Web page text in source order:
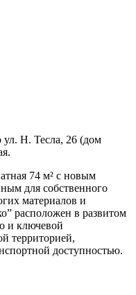
ул. Н. Тесла, 26 (дом
74 м² с новым
для собственного
материалов и
расположен в развитом
и ключевой
территорией,
доступностью.